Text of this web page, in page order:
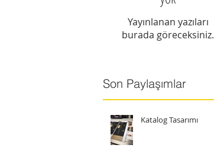
Yayınlanan yazıları
burada göreceksiniz.
Son Paylaşımlar
Katalog Tasarımı